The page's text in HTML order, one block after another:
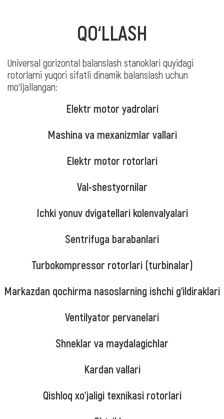
QO‘LLASH
Universal gorizontal balanslash stanoklari quyidagi
rotorlarni yuqori sifatli dinamik balanslash uchun
mo‘ljallangan:
Elektr motor yadrolari
Mashina va mexanizmlar vallari
Elektr motor rotorlari
Val-shestyornilar
Ichki yonuv dvigatellari kolenvalyalari
Sentrifuga barabanlari
Turbokompressor rotorlari (turbinalar)
Markazdan qochirma nasoslarning ishchi g‘ildiraklari
Ventilyator pervanelari
Shneklar va maydalagichlar
Kardan vallari
Qishloq xo‘jaligi texnikasi rotorlari